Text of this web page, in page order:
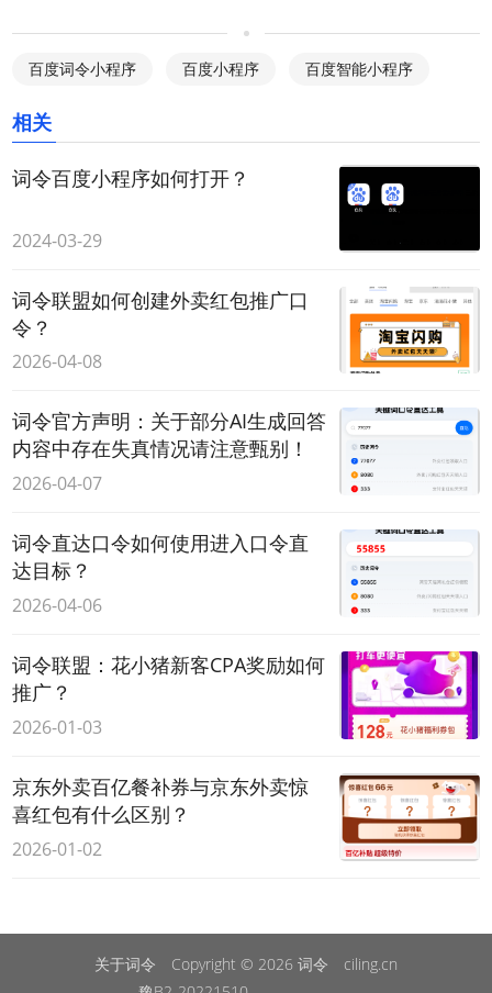
百度词令小程序 百度小程序 百度智能小程序
相关
词令百度小程序如何打开？
2024-03-29
词令联盟如何创建外卖红包推广口
令？
2026-04-08
词令官方声明：关于部分AI生成回答
内容中存在失真情况请注意甄别！
2026-04-07
词令直达口令如何使用进入口令直
达目标？
2026-04-06
词令联盟：花小猪新客CPA奖励如何
推广？
2026-01-03
京东外卖百亿餐补券与京东外卖惊
喜红包有什么区别？
2026-01-02
关于词令 Copyright © 2026 词令
ciling.cn